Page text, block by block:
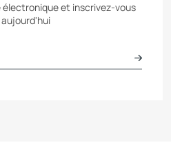
électronique et inscrivez-vous